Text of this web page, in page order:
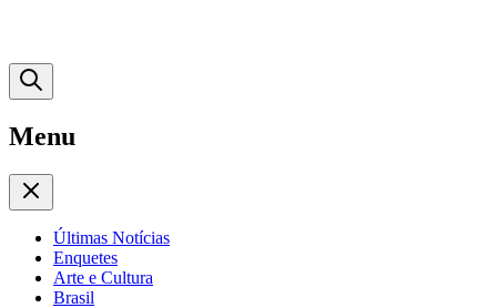
Menu
Últimas Notícias
Enquetes
Arte e Cultura
Brasil